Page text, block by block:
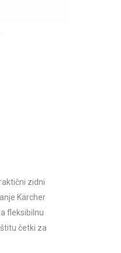
zidni
Kärcher
fleksibilnu
četki za